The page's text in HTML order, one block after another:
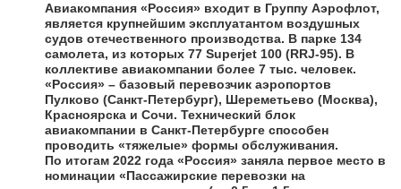
Авиакомпания «Россия» входит в Группу Аэрофлот,
является крупнейшим эксплуатантом воздушных
судов отечественного производства. В парке 134
самолета, из которых 77 Superjet 100 (RRJ-95). В
коллективе авиакомпании более 7 тыс. человек.
«Россия» – базовый перевозчик аэропортов
Пулково (Санкт-Петербург), Шереметьево (Москва),
Красноярска и Сочи. Технический блок
авиакомпании в Санкт-Петербурге способен
проводить «тяжелые» формы обслуживания.
По итогам 2022 года «Россия» заняла первое место в
номинации «Пассажирские перевозки на